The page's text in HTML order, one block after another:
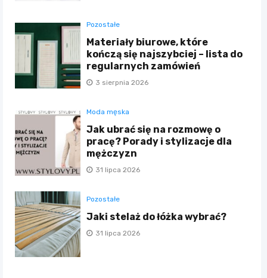
Pozostałe
Materiały biurowe, które
kończą się najszybciej – lista do
regularnych zamówień
3 sierpnia 2026
Moda męska
Jak ubrać się na rozmowę o
pracę? Porady i stylizacje dla
mężczyzn
31 lipca 2026
Pozostałe
Jaki stelaż do łóżka wybrać?
31 lipca 2026